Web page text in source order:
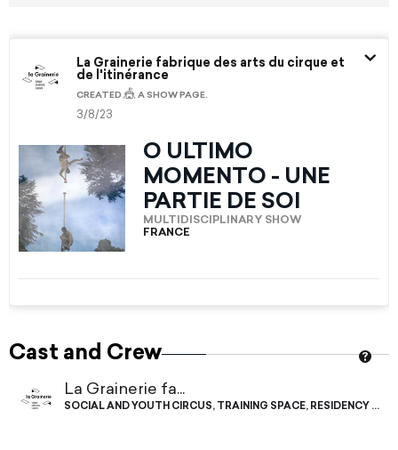
Cast and Crew
La Grainerie fa...
SOCIAL AND YOUTH CIRCUS, TRAINING SPACE, RESIDENCY
La Grainerie fabrique des arts du cirque et
de l'itinérance
CREATED 🎪 A SHOW PAGE.
3/8/23
O ÙLTIMO
MOMENTO - UNE
PARTIE DE SOI
MULTIDISCIPLINARY SHOW
FRANCE